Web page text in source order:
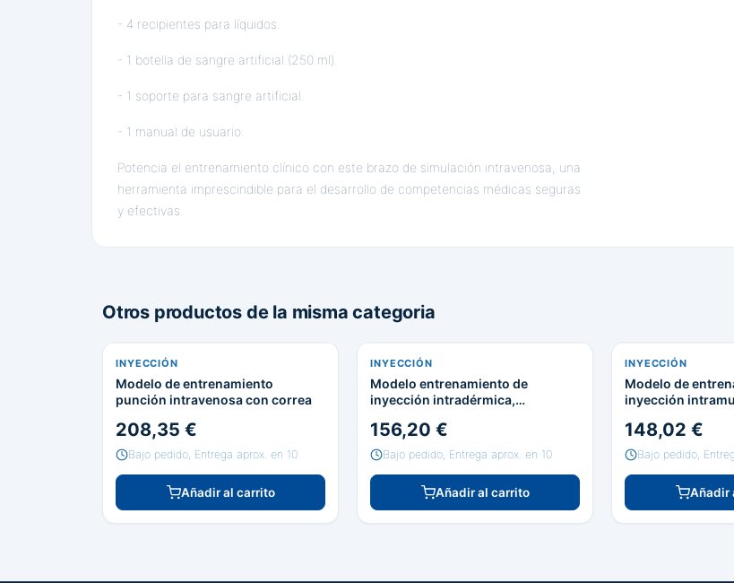
- 4 recipientes para líquidos.
- 1 botella de sangre artificial (250 ml).
- 1 soporte para sangre artificial.
- 1 manual de usuario.
Potencia el entrenamiento clínico con este brazo de simulación intravenosa, una
herramienta imprescindible para el desarrollo de competencias médicas seguras
y efectivas.
Otros productos de la misma categoria
INYECCIÓN
Modelo de entrenamiento
punción intravenosa con correa
208,35 €
Bajo pedido, Entrega aprox. en 10
Añadir al carrito
INYECCIÓN
Modelo entrenamiento de
inyección intradérmica,
156,20 €
Bajo pedido, Entrega aprox. en 10
Añadir al carrito
INYECCIÓN
Modelo de
inyección
148,02 €
Bajo pedido,
Añadir